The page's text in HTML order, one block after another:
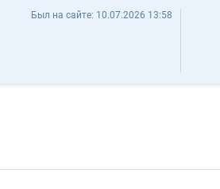
ОтзывыБыл на сайте: 10.07.2026 13:58